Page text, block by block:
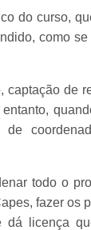
do curso,
como se
de
todo o
fazer os
dá licença